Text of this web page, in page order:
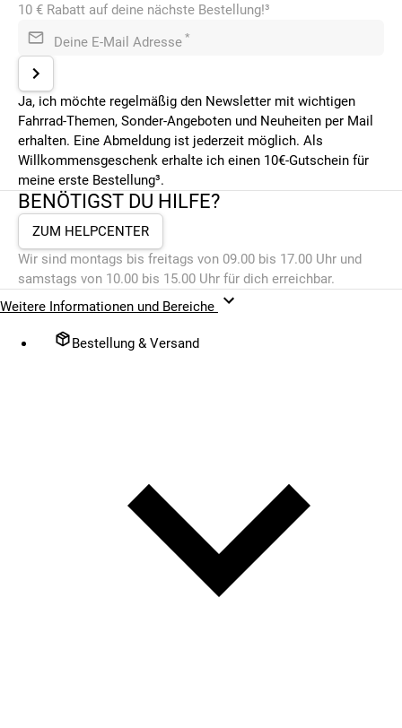
10 € Rabatt auf deine nächste Bestellung!³
Deine E-Mail Adresse *
Ja, ich möchte regelmäßig den Newsletter mit wichtigen
Fahrrad-Themen, Sonder-Angeboten und Neuheiten per Mail
erhalten. Eine Abmeldung ist jederzeit möglich. Als
Willkommensgeschenk erhalte ich einen 10€-Gutschein für
meine erste Bestellung³.
BENÖTIGST DU HILFE?
ZUM HELPCENTER
Wir sind montags bis freitags von 09.00 bis 17.00 Uhr und
samstags von 10.00 bis 15.00 Uhr für dich erreichbar.
Weitere Informationen und Bereiche
Bestellung & Versand